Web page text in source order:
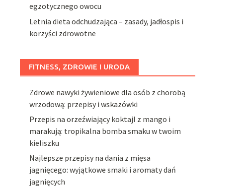
egzotycznego owocu
Letnia dieta odchudzająca – zasady, jadłospis i
korzyści zdrowotne
FITNESS, ZDROWIE I URODA
Zdrowe nawyki żywieniowe dla osób z chorobą
wrzodową: przepisy i wskazówki
Przepis na orzeźwiający koktajl z mango i
marakują: tropikalna bomba smaku w twoim
kieliszku
Najlepsze przepisy na dania z mięsa
jagnięcego: wyjątkowe smaki i aromaty dań
jagnięcych